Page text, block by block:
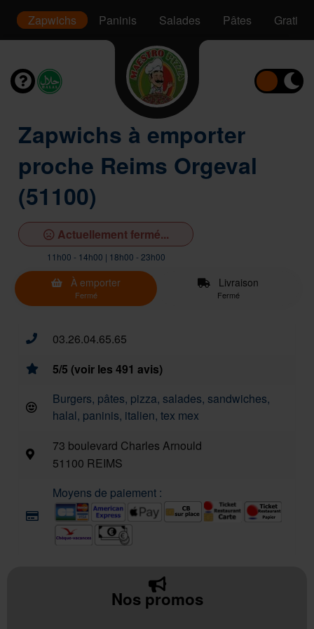
Zapwichs Paninis Salades Pâtes Gratins
Zapwichs à emporter
proche Reims Orgeval
(51100)
Actuellement fermé...
11h00 - 14h00 | 18h00 - 23h00
À emporter
Fermé
Livraison
Fermé
03.26.04.65.65
5/5 (voir les 491 avis)
Burgers, pâtes, pizza, salades, sandwiches,
halal, paninis, italien, tex mex
73 boulevard Charles Arnould
51100 REIMS
Moyens de paiement :
Nos promos